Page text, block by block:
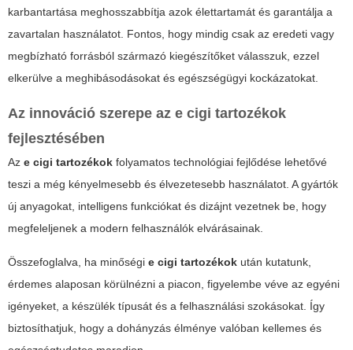
karbantartása meghosszabbítja azok élettartamát és garantálja a
zavartalan használatot. Fontos, hogy mindig csak az eredeti vagy
megbízható forrásból származó kiegészítőket válasszuk, ezzel
elkerülve a meghibásodásokat és egészségügyi kockázatokat.
Az innováció szerepe az e cigi tartozékok
fejlesztésében
Az e cigi tartozékok folyamatos technológiai fejlődése lehetővé
teszi a még kényelmesebb és élvezetesebb használatot. A gyártók
új anyagokat, intelligens funkciókat és dizájnt vezetnek be, hogy
megfeleljenek a modern felhasználók elvárásainak.
Összefoglalva, ha minőségi e cigi tartozékok után kutatunk,
érdemes alaposan körülnézni a piacon, figyelembe véve az egyéni
igényeket, a készülék típusát és a felhasználási szokásokat. Így
biztosíthatjuk, hogy a dohányzás élménye valóban kellemes és